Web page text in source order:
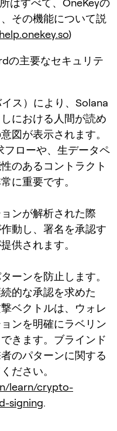
はすべて、OneKeyの
その機能について説
help.onekey.so)
の主要なセキュリテ
ス）により、Solana
における人間が読め
図が表示されます。
フローや、生データペ
のあるコントラクト
に重要です。
ンが解析された際
動し、署名を承認す
供されます。
ーンを防止します。
的な承認を求めた
ベクトルは、ウォレ
ンを明確にラベリン
きます。ブラインド
のパターンに関する
ださい。
learn/crypto-
signing.